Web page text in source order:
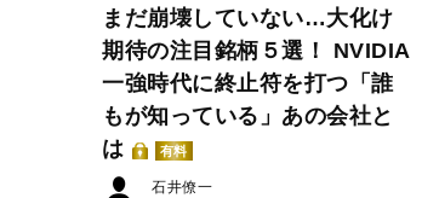
まだ崩壊していない…大化け
期待の注目銘柄５選！ NVIDIA
一強時代に終止符を打つ「誰
もが知っている」あの会社と
は
有料
石井僚一